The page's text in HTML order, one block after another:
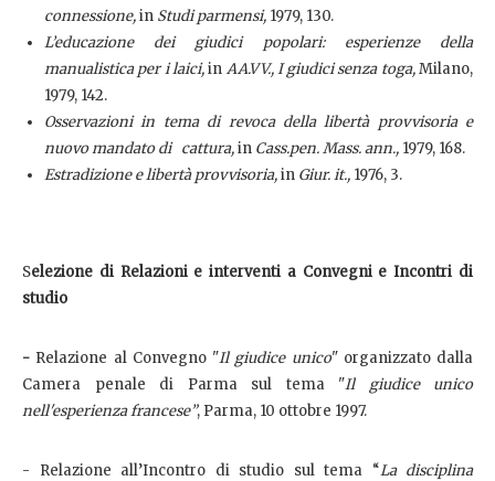
connessione,in Studi parmensi, 1979, 130.
L’educazione dei giudici popolari: esperienze della
manualistica per i laici,in AA.VV., I giudici senza toga,Milano,
1979, 142.
Osservazioni in tema di revoca della libertà provvisoria e
nuovo mandato di cattura,in Cass.pen. Mass. ann., 1979, 168.
Estradizione e libertà provvisoria,in Giur. it., 1976, 3.
Selezione di Relazioni e interventi a Convegni e Incontri di
studio
- Relazione al Convegno "Il giudice unico" organizzato dalla
Camera penale di Parma sul tema "Il giudice unico
nell'esperienza francese”, Parma, 10 ottobre 1997.
- Relazione all’Incontro di studio sul tema “La disciplina